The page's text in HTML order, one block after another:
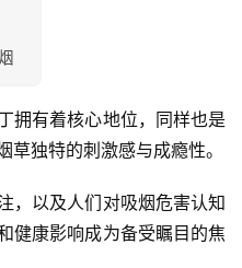
拥有着核心地位，同样也是
独特的刺激感与成瘾性。
，以及人们对吸烟危害认知
健康影响成为备受瞩目的焦